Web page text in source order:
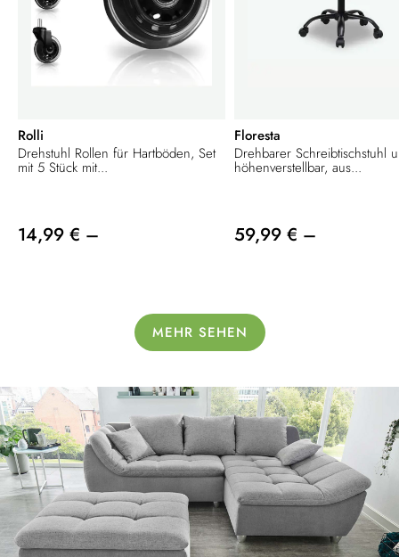
Rolli
Drehstuhl Rollen für Hartböden, Set
mit 5 Stück mit...
14,99 € –
Floresta
Drehbarer Schreibtischstuhl
höhenverstellbar, aus...
59,99 € –
MEHR SEHEN